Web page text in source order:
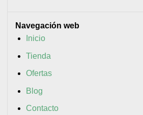
Navegación web
Inicio
Tienda
Ofertas
Blog
Contacto